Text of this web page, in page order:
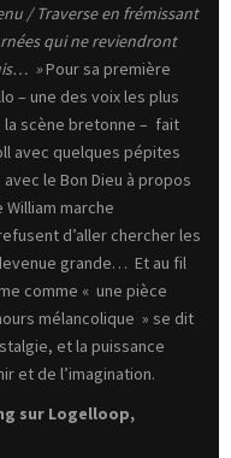
/ Traverse en frémissant
qui ne reviendront
»Pour sa première
– une des voix les plus
scène bretonne – fait
avec quelques pépites
le Bon Dieu à propos
marche
d’aller chercher les
grande… Et au fil
comme « une pièce
mélancolique » se dit
et la puissance
et de l’imagination.
sur Logelloop,